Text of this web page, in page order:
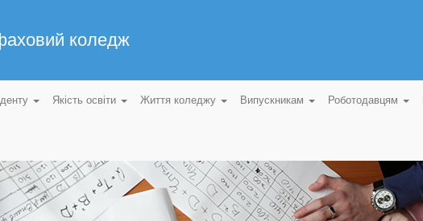
коледж
Якість освіти Життя коледжу Випускникам Роботодавцям